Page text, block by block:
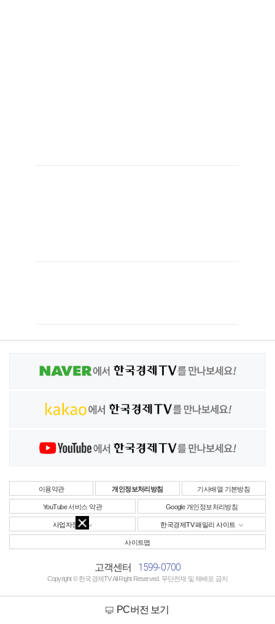
이용약관 개인정보처리방침 기사배열 기본방침
YouTube 서비스 약관 Google 개인정보처리방침
사업자정보 한국경제TV 패밀리 사이트
사이트맵
고객센터 1599-0700
Copyright © 한국경제TV All Right Reserved. 무단전재 및 재배포 금지
PC버전 보기